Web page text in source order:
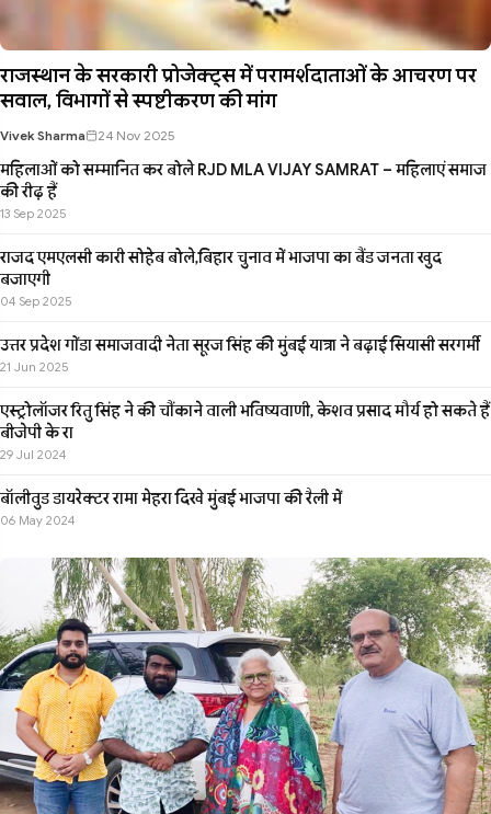
राजस्थान के सरकारी प्रोजेक्ट्स में परामर्शदाताओं के आचरण पर
सवाल, विभागों से स्पष्टीकरण की मांग
Vivek Sharma 24 Nov 2025
महिलाओं को सम्मानित कर बोले RJD MLA VIJAY SAMRAT – महिलाएं समाज
की रीढ़ हैं
13 Sep 2025
राजद एमएलसी कारी सोहेब बोले,बिहार चुनाव में भाजपा का बैंड जनता खुद
बजाएगी
04 Sep 2025
उत्तर प्रदेश गोंडा समाजवादी नेता सूरज सिंह की मुंबई यात्रा ने बढ़ाई सियासी सरगर्मी
21 Jun 2025
एस्ट्रोलॉजर रितु सिंह ने की चौंकाने वाली भविष्यवाणी, केशव प्रसाद मौर्य हो सकते हैं
बीजेपी के रा
29 Jul 2024
बॉलीवुड डायरेक्टर रामा मेहरा दिखे मुंबई भाजपा की रैली में
06 May 2024